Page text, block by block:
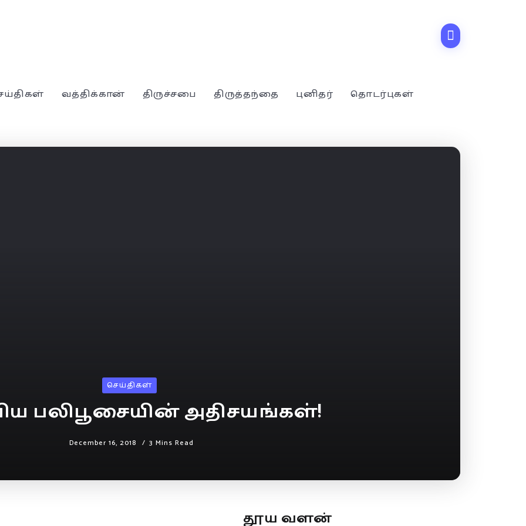
வத்திக்கான் திருச்சபை திருத்தந்தை புனிதர் தொடர்புகள்
செய்திகள்
பலிபூசையின் அதிசயங்கள்!
December 16, 2018 3 Mins Read
தூய வளன்